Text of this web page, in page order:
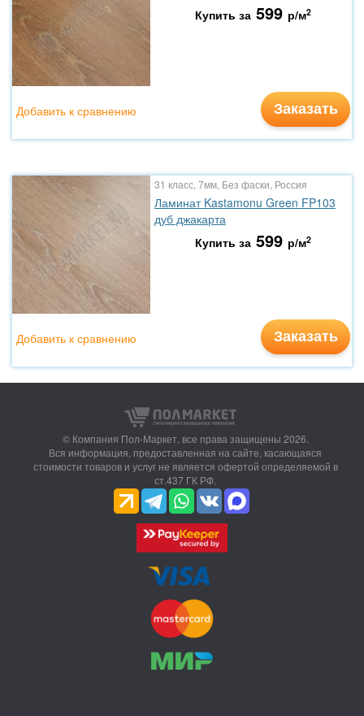
Купить за 599 р/м2
Заказать
Добавить к сравнению
31 класс, 7мм, Без фаски, Россия
Ламинат Kastamonu Green FP103
дуб джакарта
Купить за 599 р/м2
Заказать
Добавить к сравнению
© Компания Пол-Маркет, все права защищены 2026.
Вся информация, предоставленная на сайте, касающаяся
стоимости товаров и услуг не является офертой определяемой в
ст.437 ГК РФ.